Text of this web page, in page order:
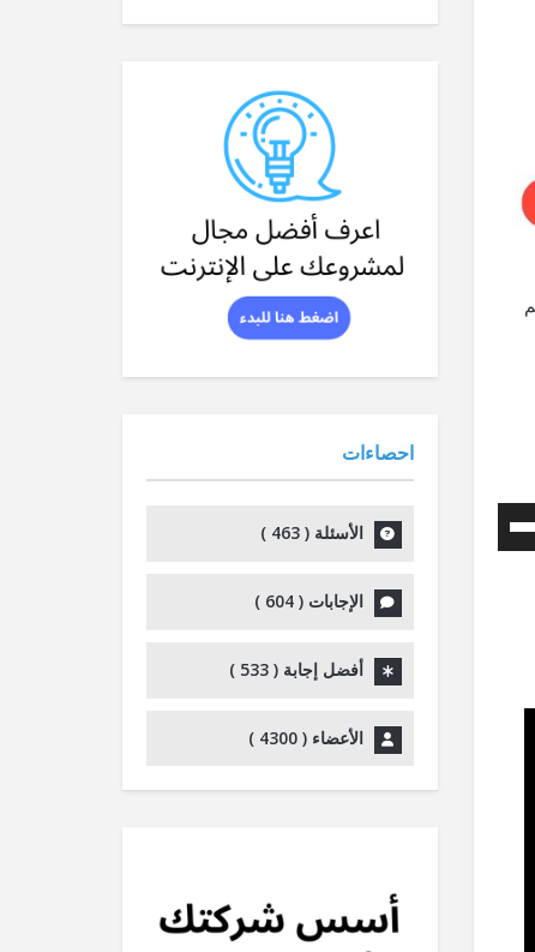
استخدم
مفاتيح
احصاءات
الأسئلة (463
)
الإجابات (604
)
أفضل إجابة (533
)
الأعضاء (4300
)